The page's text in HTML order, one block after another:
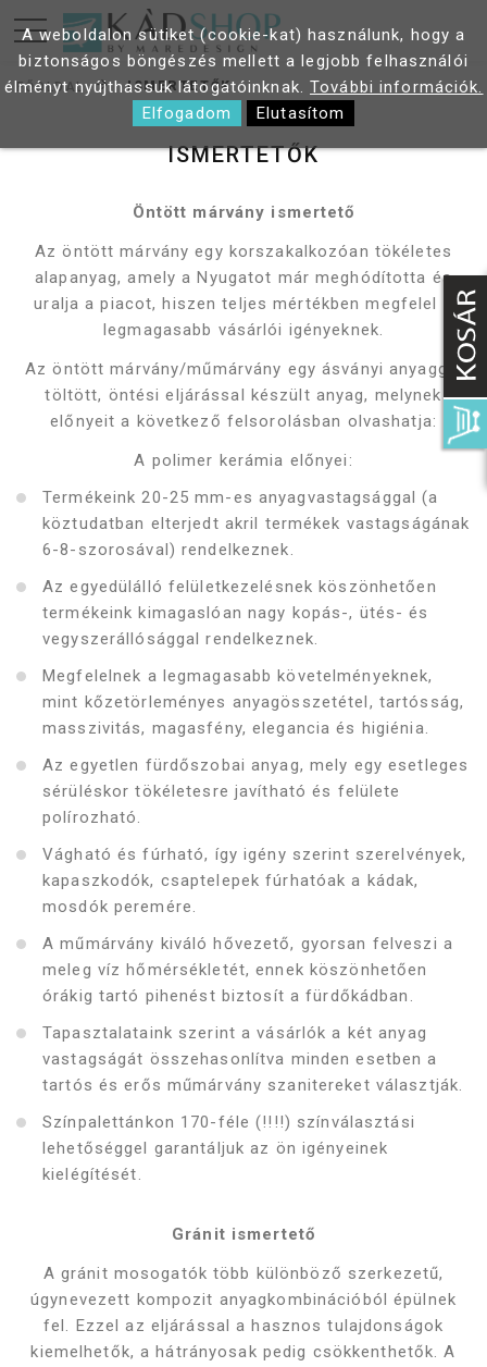
FŐOLDAL ISMERTETŐK
ISMERTETŐK
Öntött márvány ismertető
Az öntött márvány egy korszakalkozóan tökéletes
alapanyag, amely a Nyugatot már meghódította és
uralja a piacot, hiszen teljes mértékben megfelel a
legmagasabb vásárlói igényeknek.
Az öntött márvány/műmárvány egy ásványi anyaggal
töltött, öntési eljárással készült anyag, melynek
előnyeit a következő felsorolásban olvashatja:
A polimer kerámia előnyei:
Termékeink 20-25 mm-es anyagvastagsággal (a
köztudatban elterjedt akril termékek vastagságának
6-8-szorosával) rendelkeznek.
Az egyedülálló felületkezelésnek köszönhetően
termékeink kimagaslóan nagy kopás-, ütés- és
vegyszerállósággal rendelkeznek.
Megfelelnek a legmagasabb követelményeknek,
mint kőzetörleményes anyagösszetétel, tartósság,
masszivitás, magasfény, elegancia és higiénia.
Az egyetlen fürdőszobai anyag, mely egy esetleges
sérüléskor tökéletesre javítható és felülete
polírozható.
Vágható és fúrható, így igény szerint szerelvények,
kapaszkodók, csaptelepek fúrhatóak a kádak,
mosdók peremére.
A műmárvány kiváló hővezető, gyorsan felveszi a
meleg víz hőmérsékletét, ennek köszönhetően
órákig tartó pihenést biztosít a fürdőkádban.
Tapasztalataink szerint a vásárlók a két anyag
vastagságát összehasonlítva minden esetben a
tartós és erős műmárvány szanitereket választják.
Színpalettánkon 170-féle (!!!!) színválasztási
lehetőséggel garantáljuk az ön igényeinek
kielégítését.
Gránit ismertető
A gránit mosogatók több különböző szerkezetű,
úgynevezett kompozit anyagkombinációból épülnek
fel. Ezzel az eljárással a hasznos tulajdonságok
kiemelhetők, a hátrányosak pedig csökkenthetők. A
A weboldalon sütiket (cookie-kat) használunk, hogy a
biztonságos böngészés mellett a legjobb felhasználói
élményt nyújthassuk látogatóinknak. További információk.
Elfogadom
Elutasítom